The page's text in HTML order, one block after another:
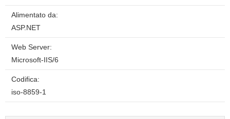
Alimentato da:
ASP.NET
Web Server:
Microsoft-IIS/6
Codifica:
iso-8859-1